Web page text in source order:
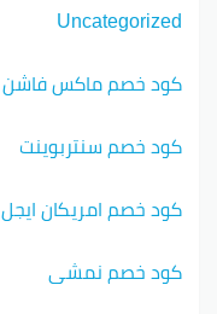
Uncategorized
كود خصم ماكس فاشن
كود خصم سنتربوينت
كود خصم امريكان ايجل
كود خصم نمشي